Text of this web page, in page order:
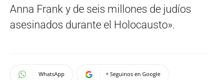
Anna Frank y de seis millones de judíos
asesinados durante el Holocausto».
WhatsApp + Seguinos en Google